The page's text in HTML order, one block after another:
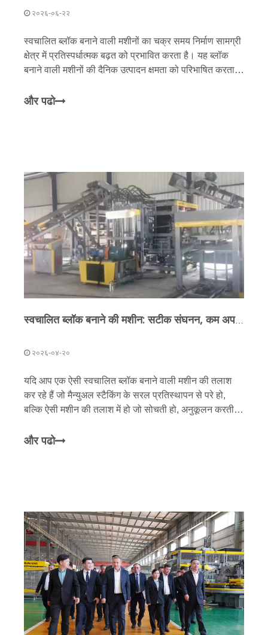
२०२६-०६-२२
स्वचालित ब्लॉक बनाने वाली मशीनों का चक्र समय निर्माण सामग्री
क्षेत्र में प्रतिस्पर्धात्मक बढ़त को प्रभावित करता है। यह ब्लॉक
बनाने वाली मशीनों की दैनिक उत्पादन क्षमता को परिभाषित करता है
करता है। पारंपरिक ब्लॉक बनाने वाली मशीनों का चक्र समय लंबा
और पढो
स्वचालित ब्लॉक बनाने की मशीन: सटीक संघनन, कम अपशिष्ट
२०२६-०४-२०
यदि आप एक ऐसी स्वचालित ब्लॉक बनाने वाली मशीन की तलाश
कर रहे हैं जो मैन्युअल स्टैकिंग के सरल प्रतिस्थापन से परे हो,
बल्कि ऐसी मशीन की तलाश में हो जो सोचती हो, अनुकूलन करती हो
निरंतर ऑपरेटर हस्तक्षेप की आवश्यकता वाली लाइन के अर्ध-
और पढो